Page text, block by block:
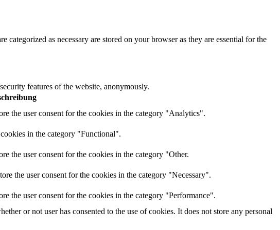
as necessary are stored on your browser as they are essential for the
features of the website, anonymously.
the user consent for the cookies in the category "Analytics".
in the category "Functional".
the user consent for the cookies in the category "Other.
the user consent for the cookies in the category "Necessary".
the user consent for the cookies in the category "Performance".
or not user has consented to the use of cookies. It does not store any personal